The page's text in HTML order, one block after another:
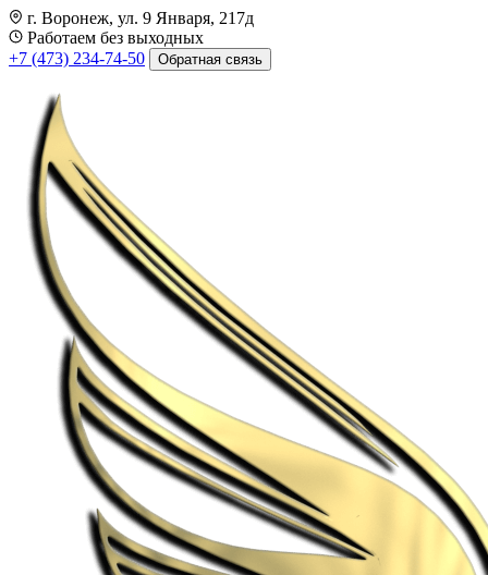
г. Воронеж, ул. 9 Января, 217д
Работаем без выходных
+7 (473) 234-74-50
Обратная связь